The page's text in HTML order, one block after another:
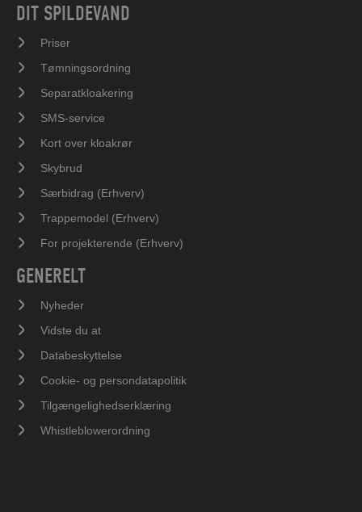
DIT SPILDEVAND
Priser
Tømningsordning
Separatkloakering
SMS-service
Kort over kloakrør
Skybrud
Særbidrag (Erhverv)
Trappemodel (Erhverv)
For projekterende (Erhverv)
GENERELT
Nyheder
Vidste du at
Databeskyttelse
Cookie- og persondatapolitik
Tilgængelighedserklæring
Whistleblowerordning